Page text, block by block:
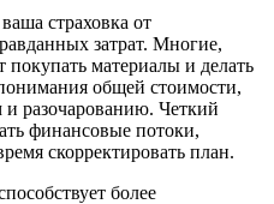
страховка от
затрат. Многие,
материалы и делать
общей стоимости,
и разочарованию. Четкий
финансовые потоки,
скорректировать план.
более